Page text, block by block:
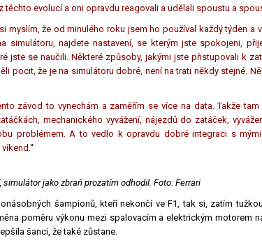
těchto evolucí a oni opravdu reagovali a udělali spoustu a
myslím, že od minulého roku jsem ho používal každý týden a
simulátoru, najdete nastavení, se kterým jste spokojeni,
jste se naučili. Některé způsoby, jakými jste přistupovali k
pocit, že je na simulátoru dobré, není na trati někdy stejné.
závod to vynechám a zaměřím se více na data. Takže
mechanického vyvážení, nájezdů do zatáček,
problémem. A to vedlo k opravdu dobré integraci s mými
“
jako zbraň prozatím odhodil. Foto: Ferrari
šampionů, kteří nekončí ve F1, tak si, zatím
poměru výkonu mezi spalovacím a elektrickým motorem
šanci, že také zůstane.